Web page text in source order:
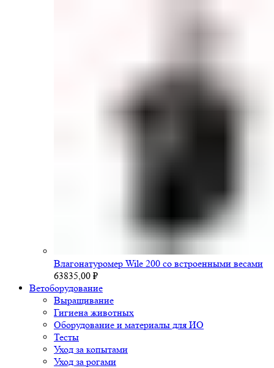
Влагонатуромер Wile 200 со встроенными весами
63835,00 ₽
Ветоборудование
Выращивание
Гигиена животных
Оборудование и материалы для ИО
Тесты
Уход за копытами
Уход за рогами